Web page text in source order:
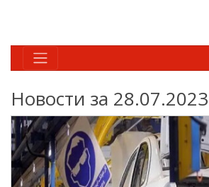
Новости за 28.07.2023